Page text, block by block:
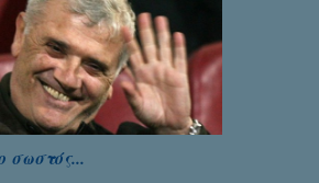
σωστός...